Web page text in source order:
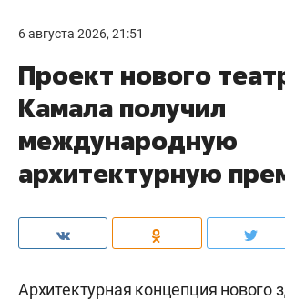
6 августа 2026, 21:51
Проект нового
Камала получил
международную
архитектурную
Архитектурная концепция нового